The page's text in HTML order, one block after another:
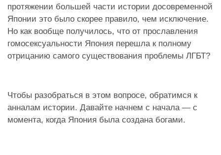
протяжении большей части истории досовременной
Японии это было скорее правило, чем исключение.
Но как вообще получилось, что от прославления
гомосексуальности Япония перешла к полному
отрицанию самого существования проблемы ЛГБТ?
Чтобы разобраться в этом вопросе, обратимся к
анналам истории. Давайте начнем с начала — с
момента, когда Япония была создана богами.